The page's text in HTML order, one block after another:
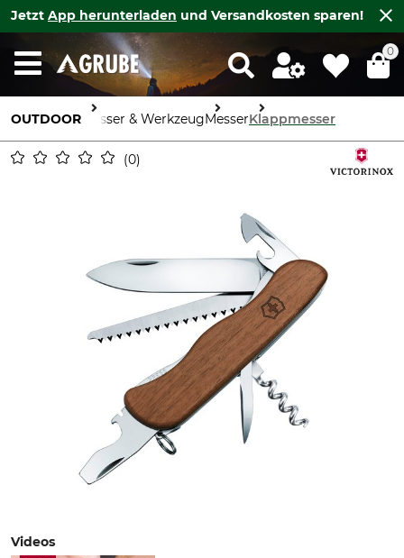
Jetzt App herunterladen und Versandkosten sparen!
0
OUTDOOR Messer & WerkzeugMesserKlappmesser
0
Videos